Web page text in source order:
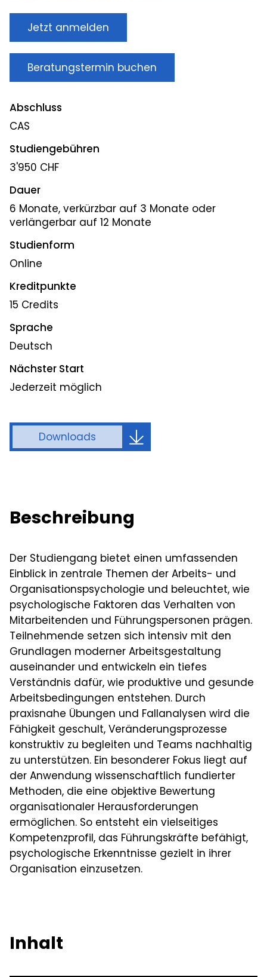
Jetzt anmelden
Beratungstermin buchen
Abschluss
CAS
Studiengebühren
3'950 CHF
Dauer
6 Monate, verkürzbar auf 3 Monate oder
verlängerbar auf 12 Monate
Studienform
Online
Kreditpunkte
15 Credits
Sprache
Deutsch
Nächster Start
Jederzeit möglich
Downloads
Beschreibung
Der Studiengang bietet einen umfassenden
Einblick in zentrale Themen der Arbeits- und
Organisationspsychologie und beleuchtet, wie
psychologische Faktoren das Verhalten von
Mitarbeitenden und Führungspersonen prägen.
Teilnehmende setzen sich intensiv mit den
Grundlagen moderner Arbeitsgestaltung
auseinander und entwickeln ein tiefes
Verständnis dafür, wie produktive und gesunde
Arbeitsbedingungen entstehen. Durch
praxisnahe Übungen und Fallanalysen wird die
Fähigkeit geschult, Veränderungsprozesse
konstruktiv zu begleiten und Teams nachhaltig
zu unterstützen. Ein besonderer Fokus liegt auf
der Anwendung wissenschaftlich fundierter
Methoden, die eine objektive Bewertung
organisationaler Herausforderungen
ermöglichen. So entsteht ein vielseitiges
Kompetenzprofil, das Führungskräfte befähigt,
psychologische Erkenntnisse gezielt in ihrer
Organisation einzusetzen.
Inhalt